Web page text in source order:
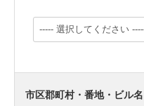
市区郡町村・番地・ビル名